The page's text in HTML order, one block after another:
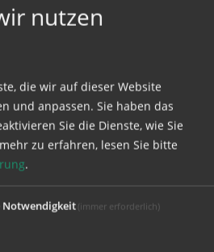
.
mit Ihrem Benutzernamen
nutzen
die wir auf dieser Website
und anpassen. Sie haben das
Sie die Dienste, wie Sie
zu erfahren, lesen Sie bitte
.
Notwendigkeit(immer erforderlich)